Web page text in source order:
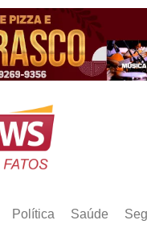
Política Saúde